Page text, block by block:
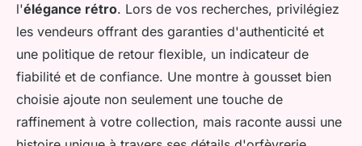
l'élégance rétro. Lors de vos recherches, privilégiez
les vendeurs offrant des garanties d'authenticité et
une politique de retour flexible, un indicateur de
fiabilité et de confiance. Une montre à gousset bien
choisie ajoute non seulement une touche de
raffinement à votre collection, mais raconte aussi une